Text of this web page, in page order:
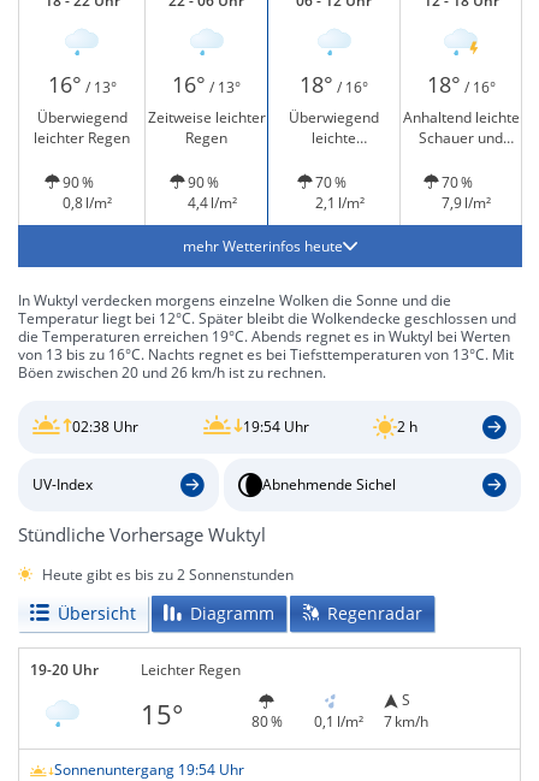
16° / 13° 16° / 13° 18° / 16° 18° / 16°
Überwiegend
leichter Regen
Zeitweise leichter
Regen
Überwiegend
leichte
Anhaltend leichte
Schauer und
90 %
0,8 l/m²
90 %
4,4 l/m²
70 %
2,1 l/m²
70 %
7,9 l/m²
mehr Wetterinfos heute
In Wuktyl verdecken morgens einzelne Wolken die Sonne und die
Temperatur liegt bei 12°C. Später bleibt die Wolkendecke geschlossen und
die Temperaturen erreichen 19°C. Abends regnet es in Wuktyl bei Werten
von 13 bis zu 16°C. Nachts regnet es bei Tiefsttemperaturen von 13°C. Mit
Böen zwischen 20 und 26 km/h ist zu rechnen.
02:38 Uhr 19:54 Uhr 2 h
UV-Index Abnehmende Sichel
Stündliche Vorhersage Wuktyl
Heute gibt es bis zu 2 Sonnenstunden
Übersicht Diagramm Regenradar
19-20 Uhr Leichter Regen
15° 80 % 0,1 l/m²
S
7 km/h
Sonnenuntergang 19:54 Uhr